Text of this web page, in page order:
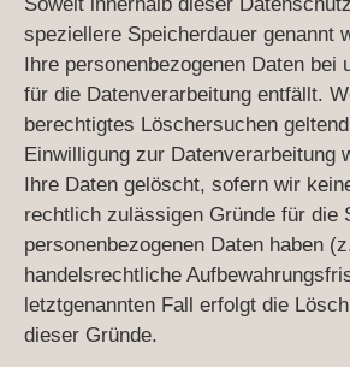
Soweit innerhalb dieser
speziellere Speicherdauer genannt
Ihre personenbezogenen Daten
für die Datenverarbeitung entfällt.
berechtigtes Löschersuchen
Einwilligung zur Datenverarbeitung
Ihre Daten gelöscht, sofern wir
rechtlich zulässigen Gründe für die
personenbezogenen Daten haben
handelsrechtliche
letztgenannten Fall erfolgt die
dieser Gründe.